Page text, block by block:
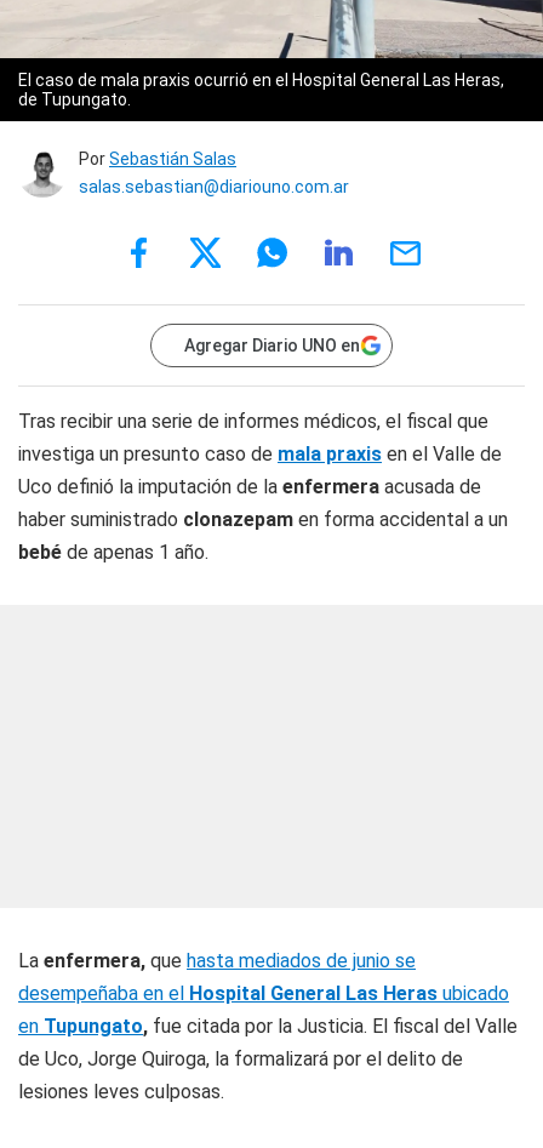
El caso de mala praxis ocurrió en el Hospital General Las Heras,
de Tupungato.
PorSebastián Salas
salas.sebastian@diariouno.com.ar
Agregar Diario UNO en
Tras recibir una serie de informes médicos, el fiscal que
investiga un presunto caso de mala praxis en el Valle de
Uco definió la imputación de la enfermera acusada de
haber suministrado clonazepam en forma accidental a un
bebé de apenas 1 año.
La enfermera, que hasta mediados de junio se
desempeñaba en el Hospital General Las Heras ubicado
en Tupungato, fue citada por la Justicia. El fiscal del Valle
de Uco, Jorge Quiroga, la formalizará por el delito de
lesiones leves culposas.